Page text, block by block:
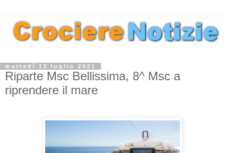
martedì 13 luglio 2021
Riparte Msc Bellissima, 8^ Msc a
riprendere il mare